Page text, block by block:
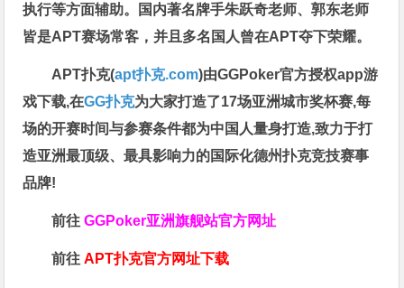
执行等方面辅助。国内著名牌手朱跃奇老师、郭东老师
皆是APT赛场常客，并且多名国人曾在APT夺下荣耀。
APT扑克(apt扑克.com)由GGPoker官方授权app游
戏下载,在GG扑克为大家打造了17场亚洲城市奖杯赛,每
场的开赛时间与参赛条件都为中国人量身打造,致力于打
造亚洲最顶级、最具影响力的国际化德州扑克竞技赛事
品牌!
前往GGPoker亚洲旗舰站官方网址
前往 APT扑克官方网址下载